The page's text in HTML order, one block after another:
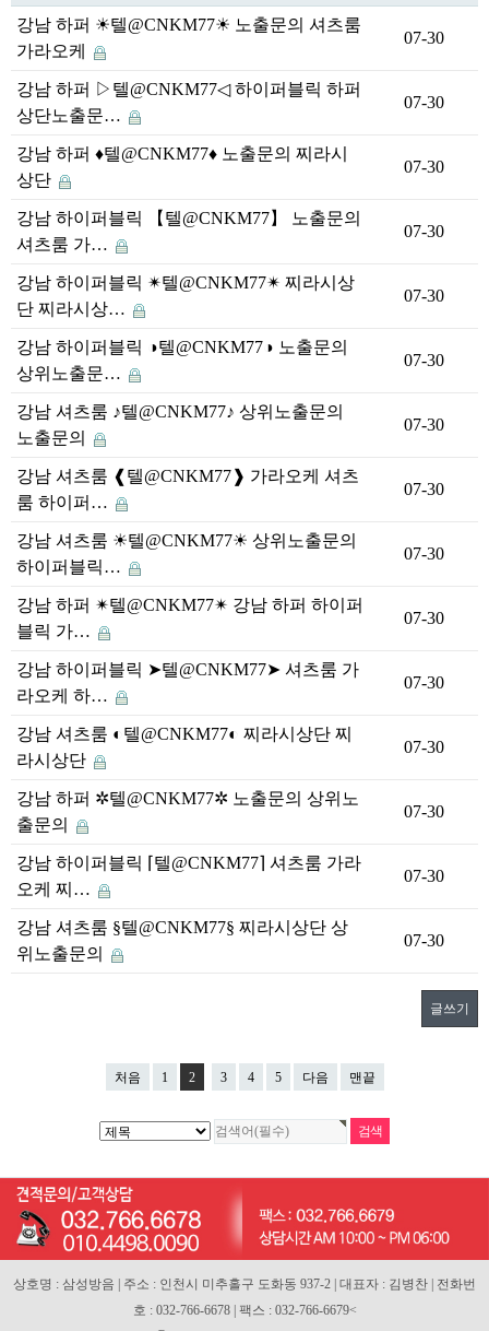
강남 하퍼 ☀텔@CNKM77☀ 노출문의 셔츠룸
가라오케
07-30
강남 하퍼 ▷텔@CNKM77◁ 하이퍼블릭 하퍼
상단노출문…
07-30
강남 하퍼 ♦텔@CNKM77♦ 노출문의 찌라시
상단
07-30
강남 하이퍼블릭 【텔@CNKM77】 노출문의
셔츠룸 가…
07-30
강남 하이퍼블릭 ✴텔@CNKM77✴ 찌라시상
단 찌라시상…
07-30
강남 하이퍼블릭 ◑텔@CNKM77◑ 노출문의
상위노출문…
07-30
강남 셔츠룸 ♪텔@CNKM77♪ 상위노출문의
노출문의
07-30
강남 셔츠룸 ❰텔@CNKM77❱ 가라오케 셔츠
룸 하이퍼…
07-30
강남 셔츠룸 ☀텔@CNKM77☀ 상위노출문의
하이퍼블릭…
07-30
강남 하퍼 ✴텔@CNKM77✴ 강남 하퍼 하이퍼
블릭 가…
07-30
강남 하이퍼블릭 ➤텔@CNKM77➤ 셔츠룸 가
라오케 하…
07-30
강남 셔츠룸 ◐텔@CNKM77◐ 찌라시상단 찌
라시상단
07-30
강남 하퍼 ✲텔@CNKM77✲ 노출문의 상위노
출문의
07-30
강남 하이퍼블릭 ⌈텔@CNKM77⌉ 셔츠룸 가라
오케 찌…
07-30
강남 셔츠룸 §텔@CNKM77§ 찌라시상단 상
위노출문의
07-30
글쓰기
처음 1 2 3 4 5 다음 맨끝
상호명 : 삼성방음 | 주소 : 인천시 미추홀구 도화동 937-2 | 대표자 : 김병찬 | 전화번
호 : 032-766-6678 | 팩스 : 032-766-6679<